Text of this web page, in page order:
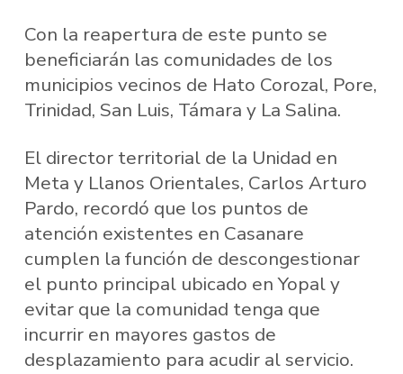
Con la reapertura de este punto se
beneficiarán las comunidades de los
municipios vecinos de Hato Corozal, Pore,
Trinidad, San Luis, Támara y La Salina.
El director territorial de la Unidad en
Meta y Llanos Orientales, Carlos Arturo
Pardo, recordó que los puntos de
atención existentes en Casanare
cumplen la función de descongestionar
el punto principal ubicado en Yopal y
evitar que la comunidad tenga que
incurrir en mayores gastos de
desplazamiento para acudir al servicio.